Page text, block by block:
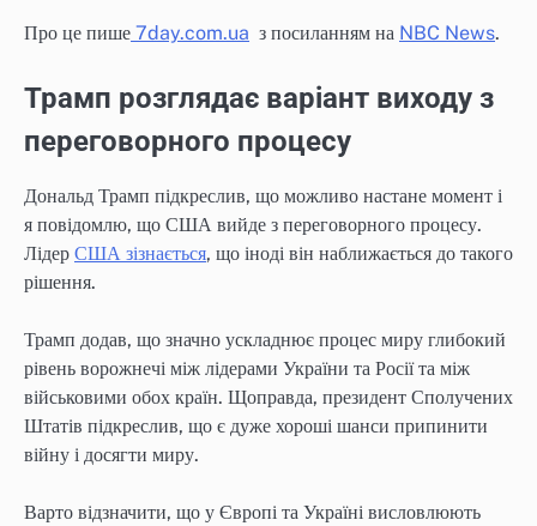
Про це пише 7day.com.ua з посиланням на NBC News.
Трамп розглядає варіант виходу з
переговорного процесу
Дональд Трамп підкреслив, що можливо настане момент і
я повідомлю, що США вийде з переговорного процесу.
Лідер США зізнається, що іноді він наближається до такого
рішення.
Трамп додав, що значно ускладнює процес миру глибокий
рівень ворожнечі між лідерами України та Росії та між
військовими обох країн. Щоправда, президент Сполучених
Штатів підкреслив, що є дуже хороші шанси припинити
війну і досягти миру.
Варто відзначити, що у Європі та Україні висловлюють